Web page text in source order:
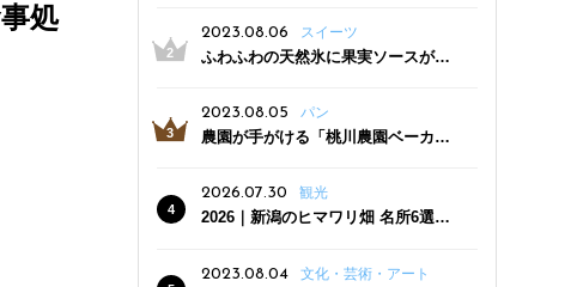
処
2023.08.06
スイーツ
ふわふわの天然氷に果実ソースがた
三条駅近くにオープン
2023.08.05 パン
農園が手がける「桃川農園ベーカリ
った焼きたてパンのほか、ジェラー
トやスムージーも
2026.07.30 観光
2026｜新潟のヒマワリ畑 名所6選
2023.08.04
文化・芸術・アート